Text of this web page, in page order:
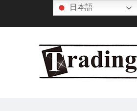
日本語